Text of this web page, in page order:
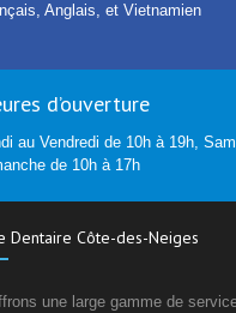
Anglais, et Vietnamien
d’ouverture
au Vendredi de 10h à 19h,
de 10h à 17h
Dentaire Côte-des-Neiges
une large gamme de